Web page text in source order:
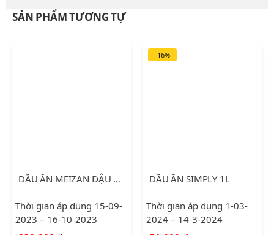
33,000 ₫.
SẢN PHẨM TƯƠNG TỰ
DẦU ĂN MEIZAN ĐẬU NÀNH 5L
Thời gian áp dụng 15-09-
2023 – 16-10-2023
-16%
DẦU ĂN SIMPLY 1L
Thời gian áp dụng 1-03-
2024 – 14-3-2024